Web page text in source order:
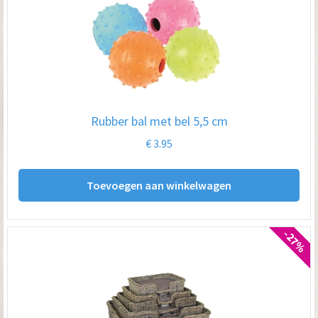
Rubber bal met bel 5,5 cm
€3.95
Toevoegen aan winkelwagen
-27%